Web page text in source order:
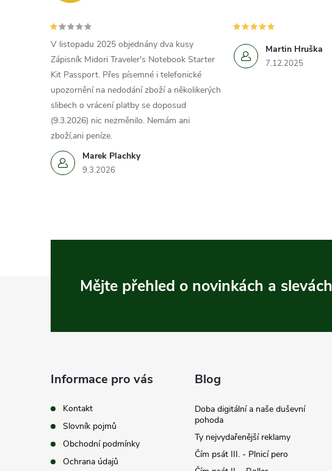
Marek Plachky
9.3.2026
V listopadu 2025 objednány dva kusy
Zápisník Midori Traveler's Notebook Starter
Kit Passport. Přes písemné i telefonické
upozornění na nedodání zboží a několikerých
slibech o vrácení platby se doposud
(9.3.2026) nic nezměnilo. Nemám ani
zboží,ani peníze.
Martin Hruška
7.12.2025
Mějte přehled o novinkách a slevách
Informace pro vás
Kontakt
Slovník pojmů
Obchodní podmínky
Ochrana údajů
Blog
Doba digitální a naše duševní
pohoda
Ty nejvydařenější reklamy
Čím psát III. - Plnicí pero